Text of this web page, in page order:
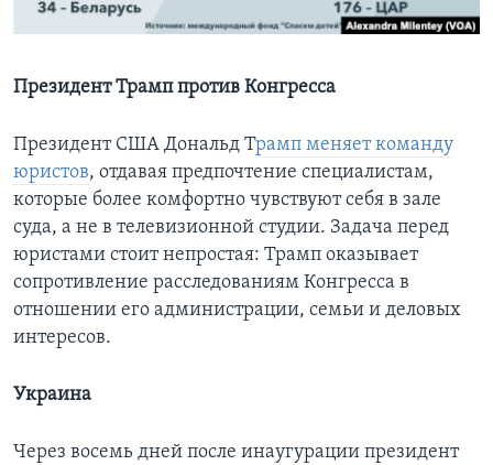
Learning English
СОЦИАЛЬНЫЕ СЕТИ
Языки
Президент Трамп против Конгресса
Президент США Дональд Трамп меняет команду
юристов, отдавая предпочтение специалистам,
которые более комфортно чувствуют себя в зале
суда, а не в телевизионной студии. Задача перед
юристами стоит непростая: Трамп оказывает
сопротивление расследованиям Конгресса в
отношении его администрации, семьи и деловых
интересов.
Украина
Через восемь дней после инаугурации президент